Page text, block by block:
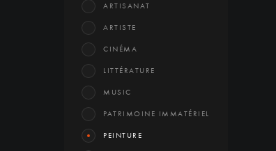
ARTISANAT
ARTISTE
CINÉMA
LITTÉRATURE
MUSIC
PATRIMOINE IMMATÉRIEL
PEINTURE